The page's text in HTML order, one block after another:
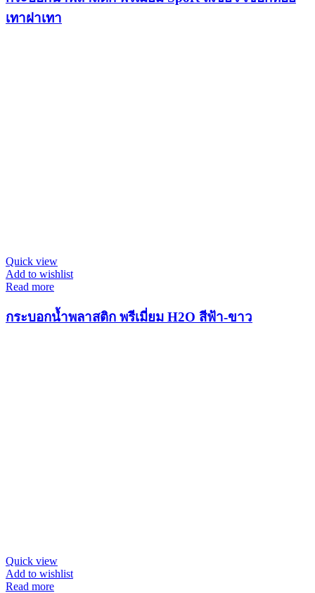
เทาฝาเทา
Quick view
Add to wishlist
Read more
กระบอกน้ำพลาสติก พรีเมี่ยม H2O สีฟ้า-ขาว
Quick view
Add to wishlist
Read more